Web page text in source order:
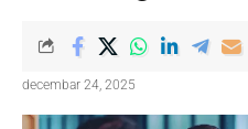
decembar 24, 2025